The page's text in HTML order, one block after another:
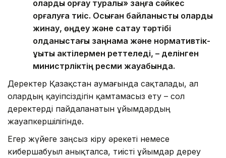
оларды қорғау туралы» заңға сәйкес
қорғалуға тиіс. Осыған байланысты оларды
жинау, өңдеу және сақтау тәртібі
қолданыстағы заңнама және нормативтік-
құқықтық актілермен реттеледі, – делінген
министрліктің ресми жауабында.
Деректер Қазақстан аумағында сақталады, ал
олардың қауіпсіздігін қамтамасыз ету – сол
деректерді пайдаланатын ұйымдардың
жауапкершілігінде.
Егер жүйеге заңсыз кіру әрекеті немесе
кибершабуыл анықталса, тиісті ұйымдар дереу